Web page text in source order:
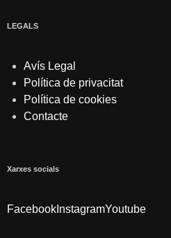
LEGALS
Avís Legal
Política de privacitat
Política de cookies
Contacte
Xarxes socials
Facebook InstagramYoutube